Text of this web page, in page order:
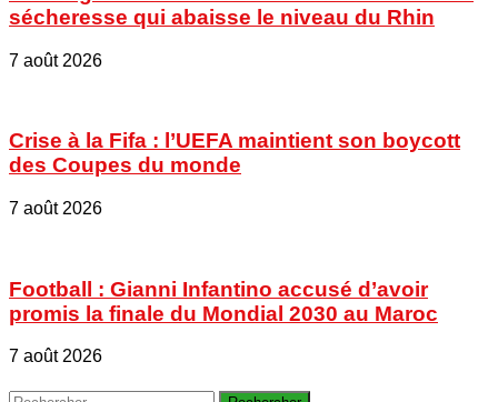
sécheresse qui abaisse le niveau du Rhin
7 août 2026
Crise à la Fifa : l’UEFA maintient son boycott
des Coupes du monde
7 août 2026
Football : Gianni Infantino accusé d’avoir
promis la finale du Mondial 2030 au Maroc
7 août 2026